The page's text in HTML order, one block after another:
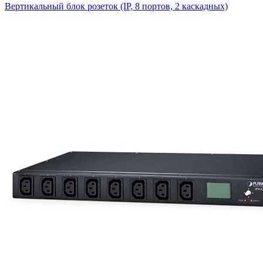
Вертикальный блок розеток (IP, 8 портов, 2 каскадных)